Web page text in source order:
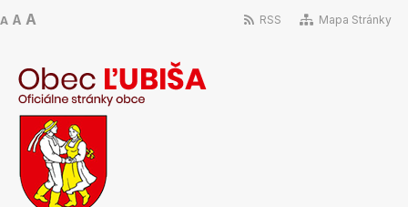
A A A RSS Mapa Stránky